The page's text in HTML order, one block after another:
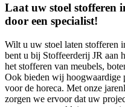
Laat uw stoel stofferen
door een specialist!
Wilt u uw stoel laten stofferen
bent u bij Stoffeerderij JR aan
het stofferen van meubels,
Ook bieden wij hoogwaardige
voor de horeca. Met onze
zorgen we ervoor dat uw